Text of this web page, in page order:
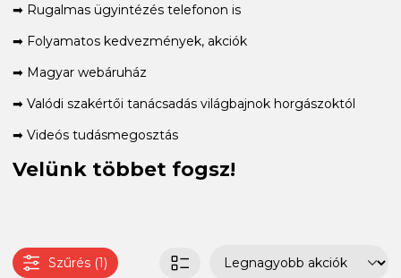
➡ Rugalmas ügyintézés telefonon is
➡ Folyamatos kedvezmények, akciók
➡ Magyar webáruház
➡ Valódi szakértői tanácsadás világbajnok horgászoktól
➡ Videós tudásmegosztás
Velünk többet fogsz!
Szűrés (1)